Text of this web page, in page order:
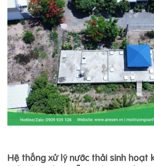
Hệ thống xử lý nước thải sinh hoạt